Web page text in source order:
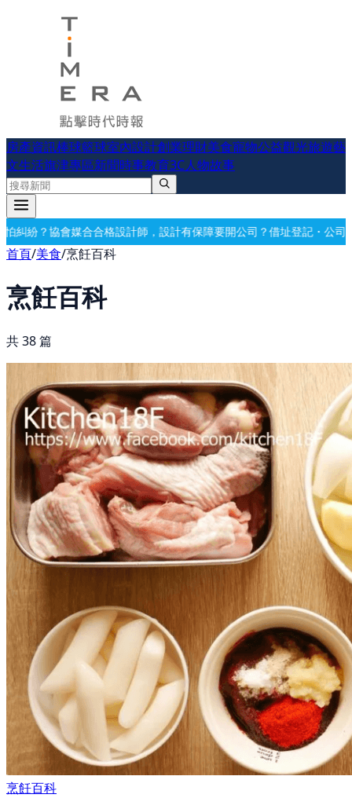
房產資訊棒球籃球室內設計創業理財美食寵物公益觀光旅遊藝
文生活旗津專區新聞時事教育3C人物故事
障要開公司？借址登記・公司設立・工商登記一次辦好記帳報稅・節
首頁/美食/烹飪百科
烹飪百科
共38篇
烹飪百科